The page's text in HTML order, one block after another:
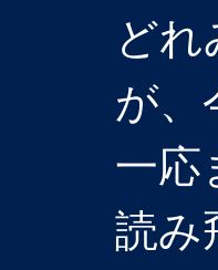
ど
が、
一応
読み